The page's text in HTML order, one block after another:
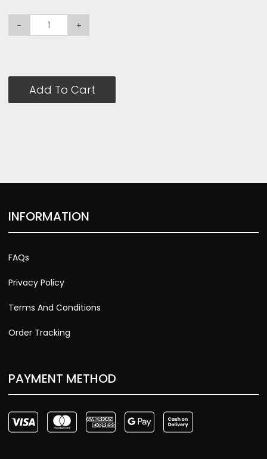
- +
Add To Cart
INFORMATION
FAQs
Privacy Policy
Terms And Conditions
Order Tracking
PAYMENT METHOD